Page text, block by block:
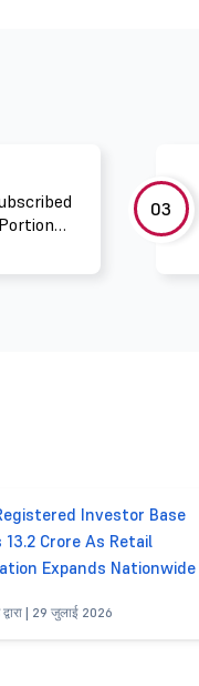
03
Investor Base
13.2 Crore As Retail
Expands Nationwide
द्वारा | 29 जुलाई 2026